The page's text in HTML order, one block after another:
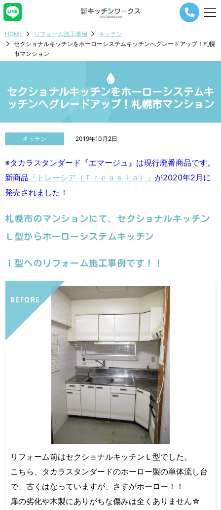
メ
ー
ビ
シ
ョ
ン
タ
HOME リフォーム施工事例
キッチン
セクショナルキッチンをホーローシステムキッチンへグレードアップ！札幌
市マンション
セクショナルキッチンをホーローシステムキ
ッチンへグレードアップ！札幌市マンション
キッチン 2019年10月2日
※タカラスタンダード『エマージュ』は現行廃番商品です。
新商品 『トレーシア（Ｔｒｅａｓｉａ）』 が2020年2月に
発売されました！
札幌市のマンションにて、セクショナルキッチン
Ｌ型からホーローシステムキッチン
Ｉ型へのリフォーム施工事例です！！
BEFORE
リフォーム前はセクショナルキッチンＬ型でした。
こちら、タカラスタンダードのホーロー製の単体流し台
で、古くはなっていますが、さすがホーロー！！
扉の劣化や木製にありがちな傷みは全くありません☆